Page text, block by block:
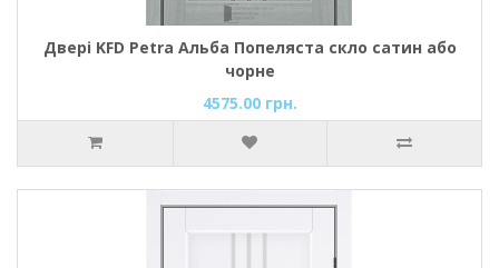
Двері KFD Petra Альба Попеляста скло сатин або
чорне
4575.00 грн.